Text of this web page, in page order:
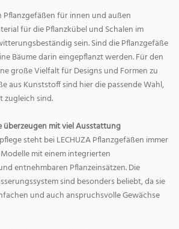
Pflanzgefäßen für innen und außen
für die Pflanzkübel und Schalen im
sein. Sind die Pflanzgefäße
Bäume darin eingepflanzt werden. Für den
große Vielfalt für Designs und Formen zu
aus Kunststoff sind hier die passende Wahl,
zugleich sind.
überzeugen mit viel Ausstattung
steht bei LECHUZA Pflanzgefäßen immer
mit einem integrierten
entnehmbaren Pflanzeinsätzen. Die
sind besonders beliebt, da sie
und auch anspruchsvolle Gewächse